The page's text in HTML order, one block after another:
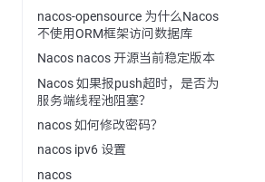
nacos-opensource 为什么Nacos
不使用ORM框架访问数据库
Nacos nacos 开源当前稳定版本
Nacos 如果报push超时，是否为
服务端线程池阻塞？
nacos 如何修改密码？
nacos ipv6 设置
nacos